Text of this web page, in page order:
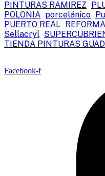
PINTURAS RAMIREZ
POLONIA porcelánico
PUERTO REAL
Sellacryl
TIENDA PINTURAS
Facebook-f